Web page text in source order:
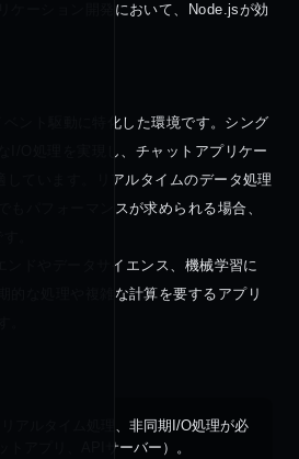
ケーション開発において、Node.jsが効
ント駆動に特化した環境です。シング
I/O処理を実現し、チャットアプリケー
ています。リアルタイムのデータ処理
もパフォーマンスが求められる場合、
。
ンドやデータサイエンス、機械学習に
的な処理や複雑な計算を要するアプリ
。
アルタイム処理、非同期I/O処理が必
トアプリ、APIサーバー）。